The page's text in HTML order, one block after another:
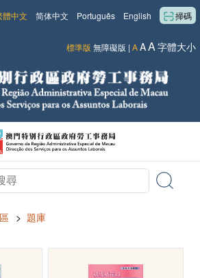
掃碼
English
Português
简体中文
體中文
標準版 無障礙版 | AAA字體大小
> 題庫